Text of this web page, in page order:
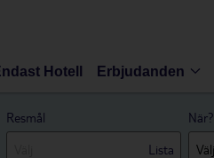
Hotell Erbjudanden
Resmål
Lista
När?